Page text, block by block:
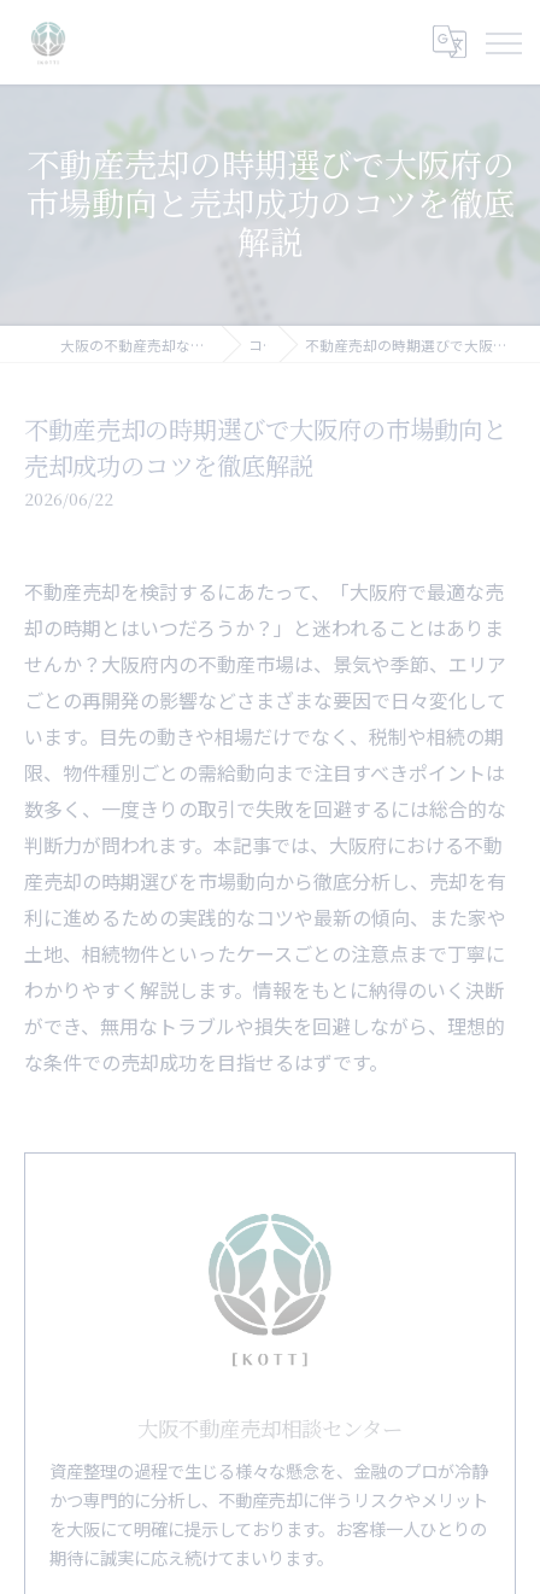
不動産売却の時期選びで大阪府の
市場動向と売却成功のコツを徹底
解説
大阪の不動産売却なら大阪不動産売却相談センター コラム 不動産売却の時期選びで大阪府の市場動向と売却成功のコツを徹底解説
不動産売却の時期選びで大阪府の市場動向と
売却成功のコツを徹底解説
2026/06/22
不動産売却を検討するにあたって、「大阪府で最適な売
却の時期とはいつだろうか？」と迷われることはありま
せんか？大阪府内の不動産市場は、景気や季節、エリア
ごとの再開発の影響などさまざまな要因で日々変化して
います。目先の動きや相場だけでなく、税制や相続の期
限、物件種別ごとの需給動向まで注目すべきポイントは
数多く、一度きりの取引で失敗を回避するには総合的な
判断力が問われます。本記事では、大阪府における不動
産売却の時期選びを市場動向から徹底分析し、売却を有
利に進めるための実践的なコツや最新の傾向、また家や
土地、相続物件といったケースごとの注意点まで丁寧に
わかりやすく解説します。情報をもとに納得のいく決断
ができ、無用なトラブルや損失を回避しながら、理想的
な条件での売却成功を目指せるはずです。
大阪不動産売却相談センター
資産整理の過程で生じる様々な懸念を、金融のプロが冷静
かつ専門的に分析し、不動産売却に伴うリスクやメリット
を大阪にて明確に提示しております。お客様一人ひとりの
期待に誠実に応え続けてまいります。